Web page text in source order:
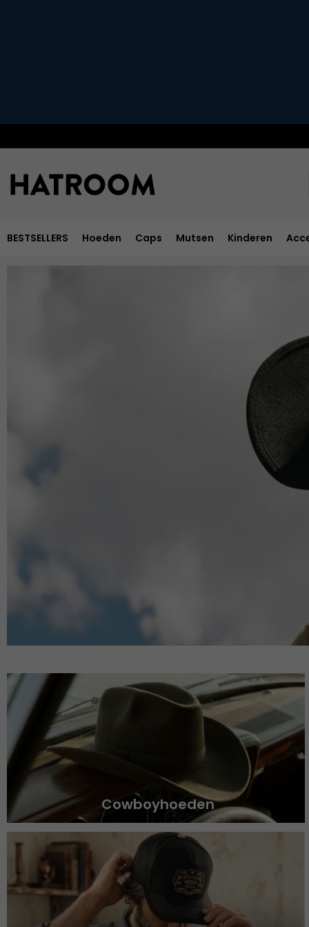
BESTSELLERS Hoeden Caps Mutsen Kinderen
Cowboyhoeden